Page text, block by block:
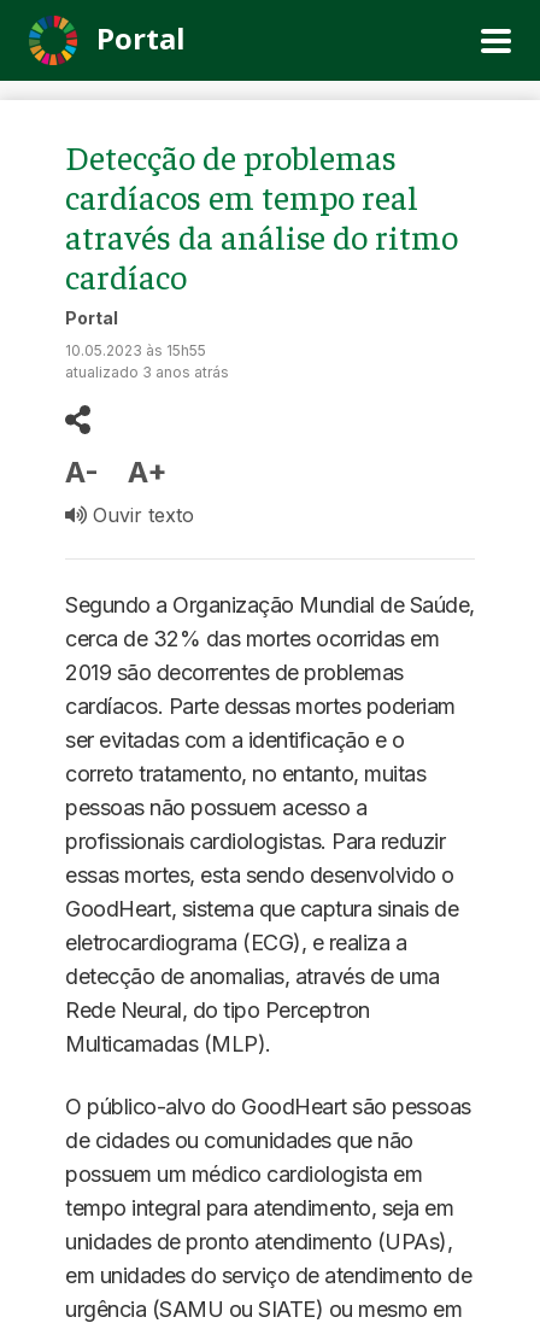
Portal
Detecção de problemas
cardíacos em tempo real
através da análise do ritmo
cardíaco
Portal
10.05.2023 às 15h55
atualizado 3 anos atrás
A- A+
Ouvir texto
Segundo a Organização Mundial de Saúde,
cerca de 32% das mortes ocorridas em
2019 são decorrentes de problemas
cardíacos. Parte dessas mortes poderiam
ser evitadas com a identificação e o
correto tratamento, no entanto, muitas
pessoas não possuem acesso a
profissionais cardiologistas. Para reduzir
essas mortes, esta sendo desenvolvido o
GoodHeart, sistema que captura sinais de
eletrocardiograma (ECG), e realiza a
detecção de anomalias, através de uma
Rede Neural, do tipo Perceptron
Multicamadas (MLP).
O público-alvo do GoodHeart são pessoas
de cidades ou comunidades que não
possuem um médico cardiologista em
tempo integral para atendimento, seja em
unidades de pronto atendimento (UPAs),
em unidades do serviço de atendimento de
urgência (SAMU ou SIATE) ou mesmo em